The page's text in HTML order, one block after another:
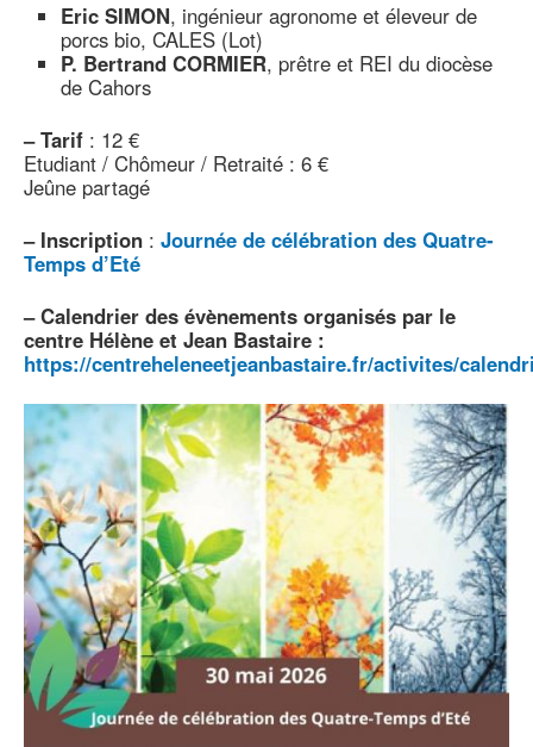
Eric SIMON, ingénieur agronome et éleveur de
porcs bio, CALES (Lot)
P. Bertrand CORMIER, prêtre et REI du diocèse
de Cahors
– Tarif : 12 €
Etudiant / Chômeur / Retraité : 6 €
Jeûne partagé
– Inscription : Journée de célébration des Quatre-
Temps d’Eté
– Calendrier des évènements organisés par le
centre Hélène et Jean Bastaire :
https://centreheleneetjeanbastaire.fr/activites/